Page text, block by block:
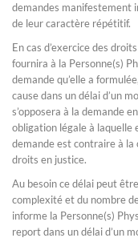
demandes manifestement
de leur caractère répétitif.
En cas d’exercice des
fournira à la Personne(s)
demande qu’elle a
cause dans un délai d’un
s’opposera à la demande
obligation légale à laquelle
demande est contraire à la
droits en justice.
Au besoin ce délai peut
complexité et du nombre
informe la Personne(s)
report dans un délai d’un